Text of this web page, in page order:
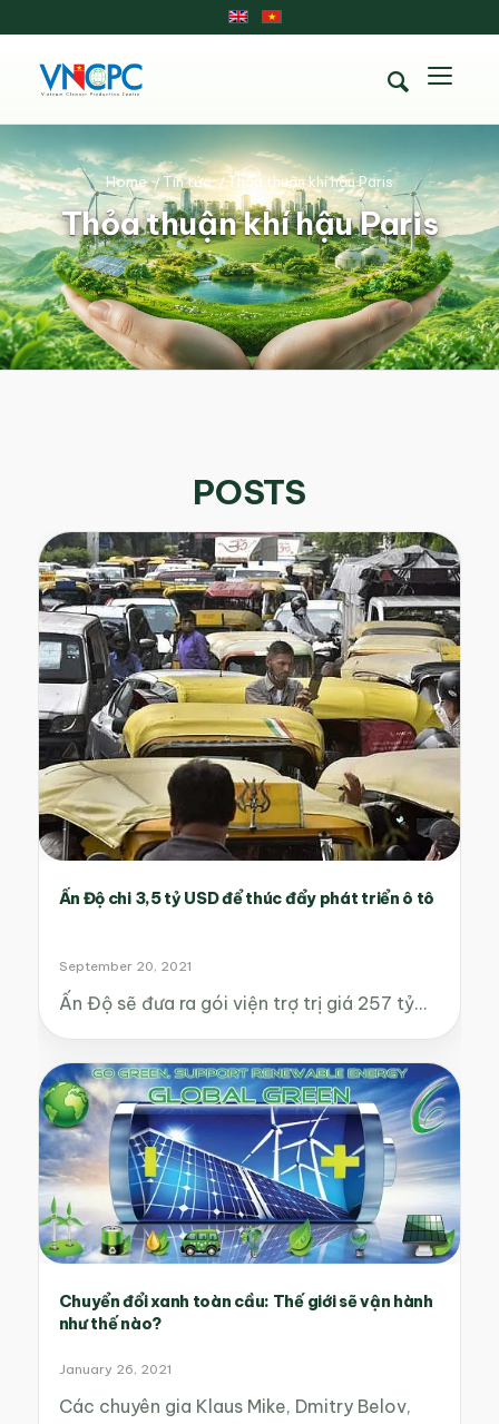
Thỏa thuận khí hậu Paris
Home / Tin tức /Thỏa thuận khí hậu Paris
POSTS
Ấn Độ chi 3,5 tỷ USD để thúc đẩy phát triển ô tô
September 20, 2021
Ấn Độ sẽ đưa ra gói viện trợ trị giá 257 tỷ…
Chuyển đổi xanh toàn cầu: Thế giới sẽ vận hành
như thế nào?
January 26, 2021
Các chuyên gia Klaus Mike, Dmitry Belov,